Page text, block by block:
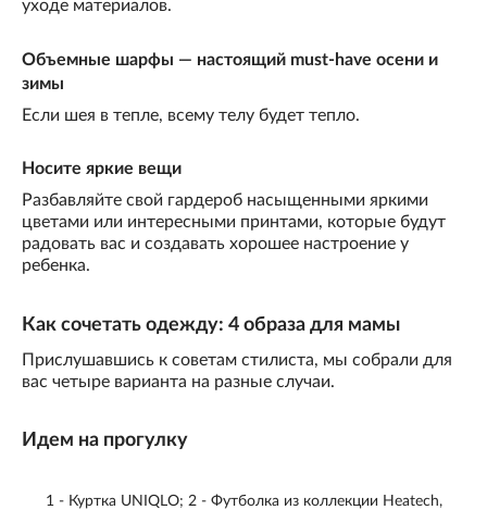
уходе материалов.
Объемные шарфы — настоящий must-have осени и
зимы
Если шея в тепле, всему телу будет тепло.
Носите яркие вещи
Разбавляйте свой гардероб насыщенными яркими
цветами или интересными принтами, которые будут
радовать вас и создавать хорошее настроение у
ребенка.
Как сочетать одежду: 4 образа для мамы
Прислушавшись к советам стилиста, мы собрали для
вас четыре варианта на разные случаи.
Идем на прогулку
1 - Куртка UNIQLO; 2 - Футболка из коллекции Heatech,